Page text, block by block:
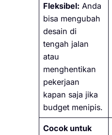
Fleksibel: Anda
bisa mengubah
desain di
tengah jalan
atau
menghentikan
pekerjaan
kapan saja jika
budget menipis.
Cocok untuk